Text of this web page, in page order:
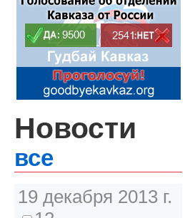
Новости
все
19 декабря 2013 г.